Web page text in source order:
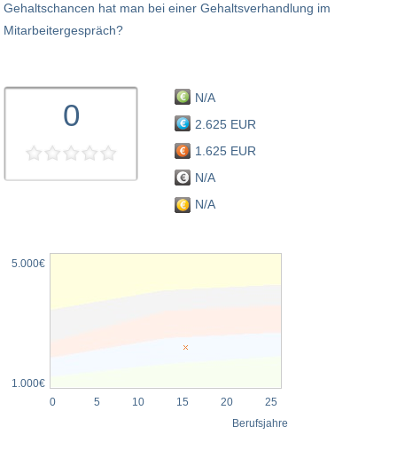
Gehaltschancen hat man bei einer Gehaltsverhandlung im
Mitarbeitergespräch?
0
N/A
2.625 EUR
1.625 EUR
N/A
N/A
5.000€
1.000€
0
5 10 15 20 25
Berufsjahre